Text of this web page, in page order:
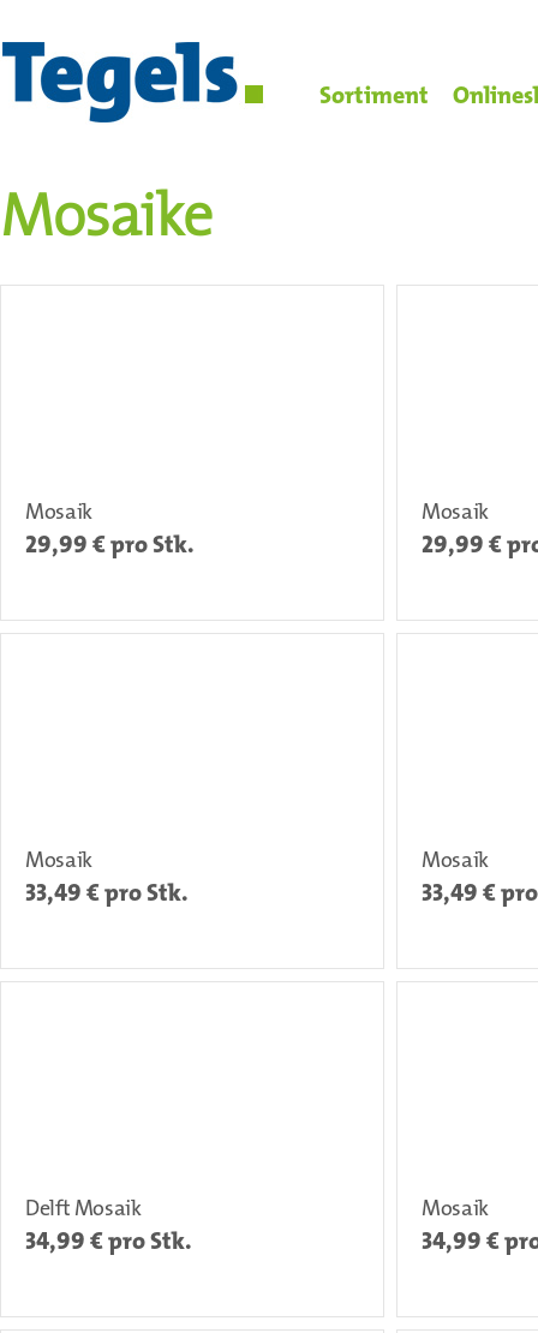
Sortiment
Mosaike
Mosaik
29,99 € pro Stk.
Mosaik
29,99 €
Mosaik
33,49 € pro Stk.
Mosaik
33,49 €
Delft Mosaik
34,99 € pro Stk.
Mosaik
34,99 €